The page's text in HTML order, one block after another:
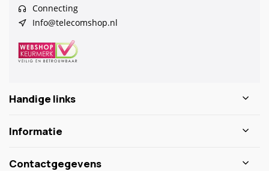
Connecting
Info@telecomshop.nl
Handige links
Informatie
Contactgegevens